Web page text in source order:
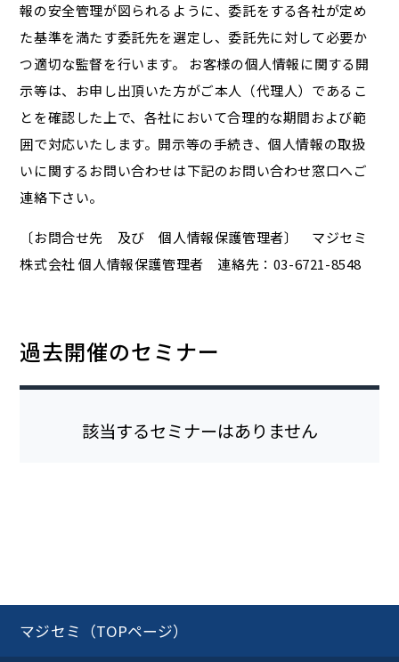
報の安全管理が図られるように、委託をする各社が定め
た基準を満たす委託先を選定し、委託先に対して必要か
つ適切な監督を行います。 お客様の個人情報に関する開
示等は、お申し出頂いた方がご本人（代理人）であるこ
とを確認した上で、各社において合理的な期間および範
囲で対応いたします。開示等の手続き、個人情報の取扱
いに関するお問い合わせは下記のお問い合わせ窓口へご
連絡下さい。
〔お問合せ先 及び 個人情報保護管理者〕 マジセミ
株式会社 個人情報保護管理者 連絡先：03-6721-8548
過去開催のセミナー
該当するセミナーはありません
マジセミ（TOPページ）